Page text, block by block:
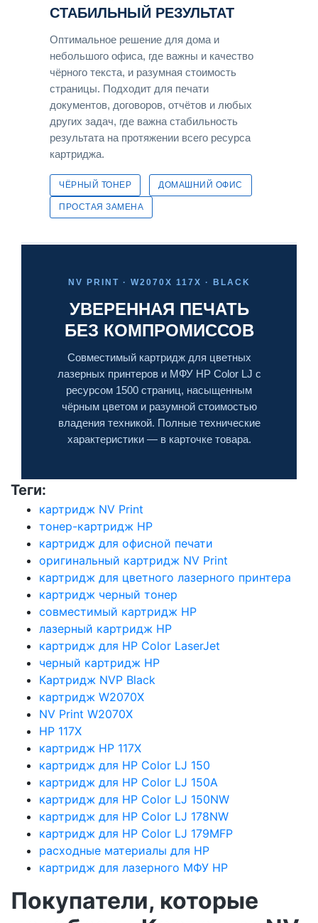
СТАБИЛЬНЫЙ РЕЗУЛЬТАТ
Оптимальное решение для дома и
небольшого офиса, где важны и качество
чёрного текста, и разумная стоимость
страницы. Подходит для печати
документов, договоров, отчётов и любых
других задач, где важна стабильность
результата на протяжении всего ресурса
картриджа.
ЧЁРНЫЙ ТОНЕР ДОМАШНИЙ ОФИС
ПРОСТАЯ ЗАМЕНА
NV PRINT · W2070X 117X · BLACK
УВЕРЕННАЯ ПЕЧАТЬ
БЕЗ КОМПРОМИССОВ
Совместимый картридж для цветных
лазерных принтеров и МФУ HP Color LJ с
ресурсом 1500 страниц, насыщенным
чёрным цветом и разумной стоимостью
владения техникой. Полные технические
характеристики — в карточке товара.
Теги:
картридж NV Print
тонер-картридж HP
картридж для офисной печати
оригинальный картридж NV Print
картридж для цветного лазерного принтера
картридж черный тонер
совместимый картридж HP
лазерный картридж HP
картридж для HP Color LaserJet
черный картридж HP
Картридж NVP Black
картридж W2070X
NV Print W2070X
HP 117X
картридж HP 117X
картридж для HP Color LJ 150
картридж для HP Color LJ 150A
картридж для HP Color LJ 150NW
картридж для HP Color LJ 178NW
картридж для HP Color LJ 179MFP
расходные материалы для HP
картридж для лазерного МФУ HP
Покупатели, которые